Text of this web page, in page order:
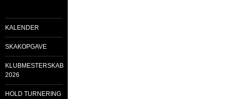
KALENDER
SKAKOPGAVE
KLUBMESTERSKAB
2026
HOLD TURNERING